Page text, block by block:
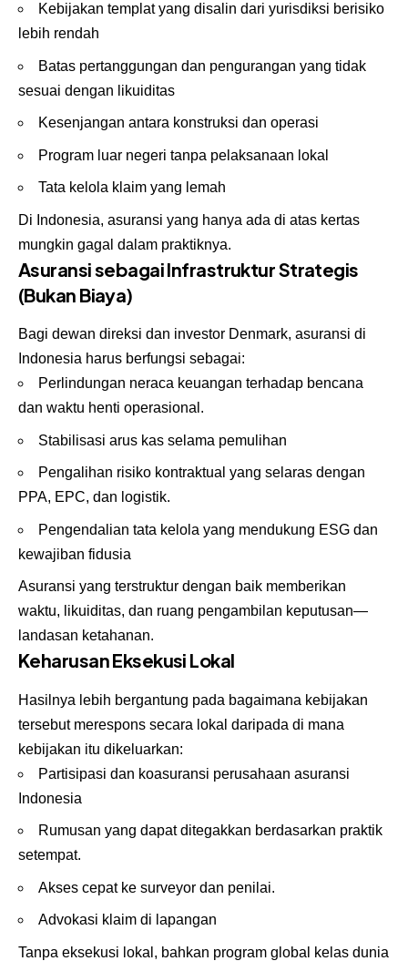
Kebijakan templat yang disalin dari yurisdiksi berisiko
lebih rendah
Batas pertanggungan dan pengurangan yang tidak
sesuai dengan likuiditas
Kesenjangan antara konstruksi dan operasi
Program luar negeri tanpa pelaksanaan lokal
Tata kelola klaim yang lemah
Di Indonesia, asuransi yang hanya ada di atas kertas
mungkin gagal dalam praktiknya.
Asuransi sebagai Infrastruktur Strategis
(Bukan Biaya)
Bagi dewan direksi dan investor Denmark, asuransi di
Indonesia harus berfungsi sebagai:
Perlindungan neraca keuangan terhadap bencana
dan waktu henti operasional.
Stabilisasi arus kas selama pemulihan
Pengalihan risiko kontraktual yang selaras dengan
PPA, EPC, dan logistik.
Pengendalian tata kelola yang mendukung ESG dan
kewajiban fidusia
Asuransi yang terstruktur dengan baik memberikan
waktu, likuiditas, dan ruang pengambilan keputusan—
landasan ketahanan.
Keharusan Eksekusi Lokal
Hasilnya lebih bergantung pada bagaimana kebijakan
tersebut merespons secara lokal daripada di mana
kebijakan itu dikeluarkan:
Partisipasi dan koasuransi perusahaan asuransi
Indonesia
Rumusan yang dapat ditegakkan berdasarkan praktik
setempat.
Akses cepat ke surveyor dan penilai.
Advokasi klaim di lapangan
Tanpa eksekusi lokal, bahkan program global kelas dunia